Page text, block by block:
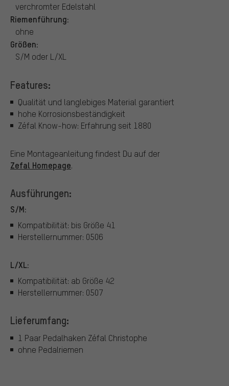
verchromter Edelstahl
Riemenführung:
ohne
Größen:
S/M oder L/XL
Features:
Qualität und langlebiges Material garantiert
hohe Korrosionsbeständigkeit
Zéfal Know-how: Erfahrung seit 1880
Eine Montageanleitung findest Du auf der
Zefal Homepage.
Ausführungen:
S/M:
Kompatibilität: bis Größe 41
Herstellernummer: 0506
L/XL:
Kompatibilität: ab Größe 42
Herstellernummer: 0507
Lieferumfang:
1 Paar Pedalhaken Zéfal Christophe
ohne Pedalriemen